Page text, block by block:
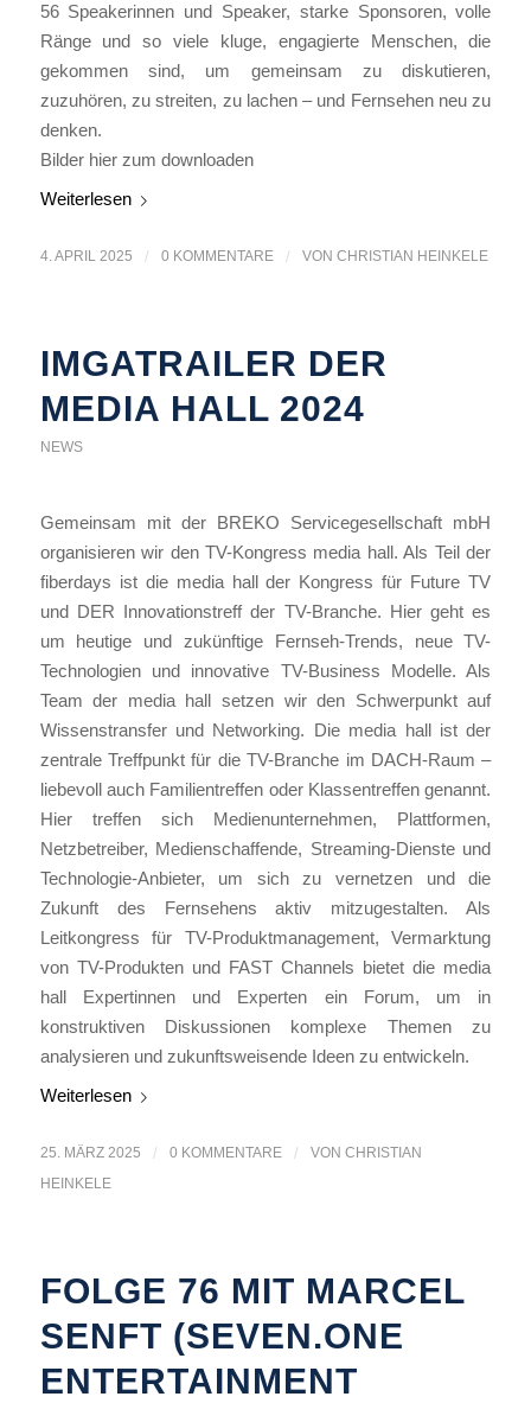
56 Speakerinnen und Speaker, starke Sponsoren, volle
Ränge und so viele kluge, engagierte Menschen, die
gekommen sind, um gemeinsam zu diskutieren,
zuzuhören, zu streiten, zu lachen – und Fernsehen neu zu
denken.
Bilder hier zum downloaden
Weiterlesen
4. APRIL 2025 / 0 KOMMENTARE / VON CHRISTIAN HEINKELE
IMGATRAILER DER
MEDIA HALL 2024
NEWS
Gemeinsam mit der BREKO Servicegesellschaft mbH
organisieren wir den TV-Kongress media hall. Als Teil der
fiberdays ist die media hall der Kongress für Future TV
und DER Innovationstreff der TV-Branche. Hier geht es
um heutige und zukünftige Fernseh-Trends, neue TV-
Technologien und innovative TV-Business Modelle. Als
Team der media hall setzen wir den Schwerpunkt auf
Wissenstransfer und Networking. Die media hall ist der
zentrale Treffpunkt für die TV-Branche im DACH-Raum –
liebevoll auch Familientreffen oder Klassentreffen genannt.
Hier treffen sich Medienunternehmen, Plattformen,
Netzbetreiber, Medienschaffende, Streaming-Dienste und
Technologie-Anbieter, um sich zu vernetzen und die
Zukunft des Fernsehens aktiv mitzugestalten. Als
Leitkongress für TV-Produktmanagement, Vermarktung
von TV-Produkten und FAST Channels bietet die media
hall Expertinnen und Experten ein Forum, um in
konstruktiven Diskussionen komplexe Themen zu
analysieren und zukunftsweisende Ideen zu entwickeln.
Weiterlesen
25. MÄRZ 2025 / 0 KOMMENTARE / VON CHRISTIAN
HEINKELE
FOLGE 76 MIT MARCEL
SENFT (SEVEN.ONE
ENTERTAINMENT